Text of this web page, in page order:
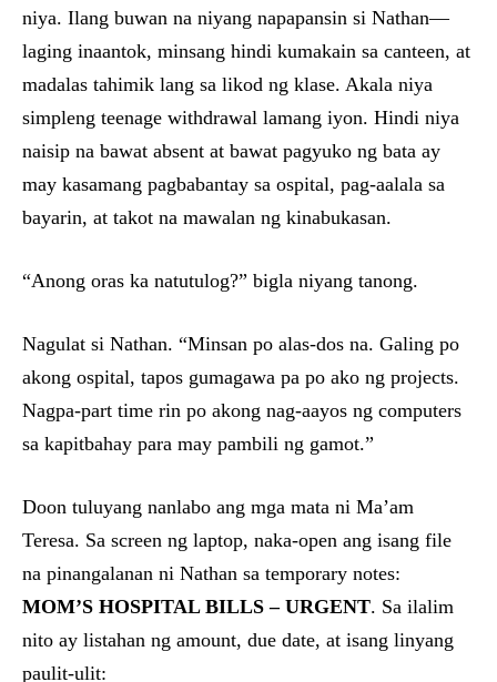
niya. Ilang buwan na niyang napapansin si Nathan—
laging inaantok, minsang hindi kumakain sa canteen, at
madalas tahimik lang sa likod ng klase. Akala niya
simpleng teenage withdrawal lamang iyon. Hindi niya
naisip na bawat absent at bawat pagyuko ng bata ay
may kasamang pagbabantay sa ospital, pag-aalala sa
bayarin, at takot na mawalan ng kinabukasan.
“Anong oras ka natutulog?” bigla niyang tanong.
Nagulat si Nathan. “Minsan po alas-dos na. Galing po
akong ospital, tapos gumagawa pa po ako ng projects.
Nagpa-part time rin po akong nag-aayos ng computers
sa kapitbahay para may pambili ng gamot.”
Doon tuluyang nanlabo ang mga mata ni Ma’am
Teresa. Sa screen ng laptop, naka-open ang isang file
na pinangalanan ni Nathan sa temporary notes:
MOM’S HOSPITAL BILLS – URGENT. Sa ilalim
nito ay listahan ng amount, due date, at isang linyang
paulit-ulit: